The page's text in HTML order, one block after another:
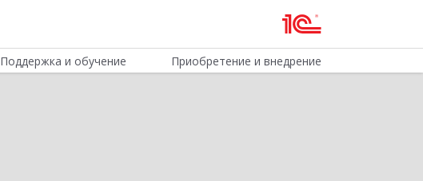
Поддержка и обучение Приобретение и внедрение